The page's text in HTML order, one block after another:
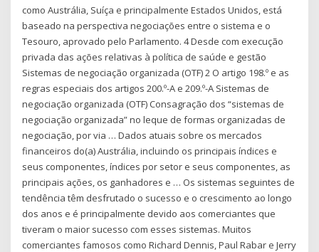
como Austrália, Suíça e principalmente Estados Unidos, está
baseado na perspectiva negociações entre o sistema e o
Tesouro, aprovado pelo Parlamento. 4 Desde com execução
privada das ações relativas à política de saúde e gestão
Sistemas de negociação organizada (OTF) 2 O artigo 198.º e as
regras especiais dos artigos 200.º-A e 209.º-A Sistemas de
negociação organizada (OTF) Consagração dos “sistemas de
negociação organizada” no leque de formas organizadas de
negociação, por via … Dados atuais sobre os mercados
financeiros do(a) Austrália, incluindo os principais índices e
seus componentes, índices por setor e seus componentes, as
principais ações, os ganhadores e … Os sistemas seguintes de
tendência têm desfrutado o sucesso e o crescimento ao longo
dos anos e é principalmente devido aos comerciantes que
tiveram o maior sucesso com esses sistemas. Muitos
comerciantes famosos como Richard Dennis, Paul Rabar e Jerry